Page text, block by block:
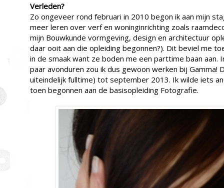
Verleden?
Zo ongeveer rond februari in 2010 begon ik aan mijn
meer leren over verf en woninginrichting zoals
mijn Bouwkunde vormgeving, design en architectuur
daar ooit aan die opleiding begonnen?). Dit beviel me
in de smaak want ze boden me een parttime baan aan.
paar avonduren zou ik dus gewoon werken bij Gamma!
uiteindelijk fulltime) tot september 2013. Ik wilde iets
toen begonnen aan de basisopleiding Fotografie.